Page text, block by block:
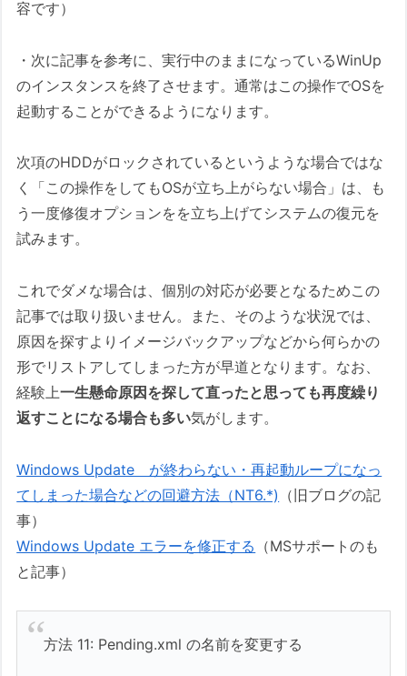
容です）
・次に記事を参考に、実行中のままになっているWinUp
のインスタンスを終了させます。通常はこの操作でOSを
起動することができるようになります。
次項のHDDがロックされているというような場合ではな
く「この操作をしてもOSが立ち上がらない場合」は、も
う一度修復オプションをを立ち上げてシステムの復元を
試みます。
これでダメな場合は、個別の対応が必要となるためこの
記事では取り扱いません。また、そのような状況では、
原因を探すよりイメージバックアップなどから何らかの
形でリストアしてしまった方が早道となります。なお、
経験上一生懸命原因を探して直ったと思っても再度繰り
返すことになる場合も多い気がします。
Windows Update が終わらない・再起動ループになっ
てしまった場合などの回避方法（NT6.*) （旧ブログの記
事）
Windows Update エラーを修正する （MSサポートのも
と記事）
方法 11: Pending.xml の名前を変更する